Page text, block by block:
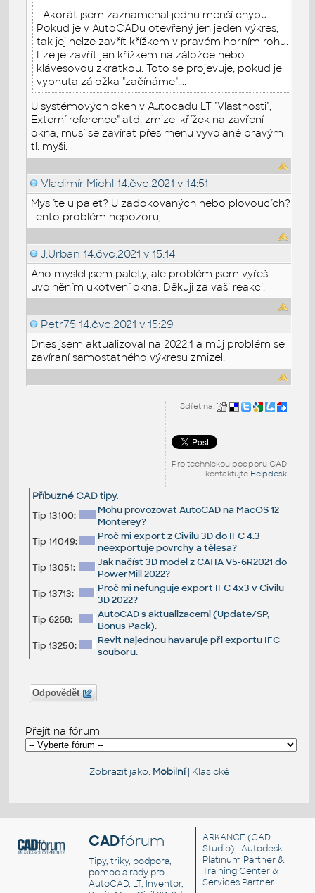
...Akorát jsem zaznamenal jednu menší chybu.
Pokud je v AutoCADu otevřený jen jeden výkres,
tak jej nelze zavřít křížkem v pravém horním rohu.
Lze je zavřít jen křížkem na záložce nebo
klávesovou zkratkou. Toto se projevuje, pokud je
vypnuta záložka "začínáme"....
U systémových oken v Autocadu LT "Vlastnosti",
Externí reference" atd. zmizel křížek na zavření
okna, musí se zavírat přes menu vyvolané pravým
tl. myši.
Vladimír Michl 14.čvc.2021 v 14:51
Myslíte u palet? U zadokovaných nebo plovoucích?
Tento problém nepozoruji.
J.Urban 14.čvc.2021 v 15:14
Ano myslel jsem palety, ale problém jsem vyřešil
uvolněním ukotvení okna. Děkuji za vaši reakci.
Petr75 14.čvc.2021 v 15:29
Dnes jsem aktualizoval na 2022.1 a můj problém se
zavíraní samostatného výkresu zmizel.
Sdílet na:
Pro technickou podporu CAD
kontaktujte Helpdesk
Příbuzné CAD tipy:
Tip 13100:
Mohu provozovat AutoCAD na MacOS 12
Monterey?
Tip 14049:
Proč mi export z Civilu 3D do IFC 4.3
neexportuje povrchy a tělesa?
Tip 13051:
Jak načíst 3D model z CATIA V5-6R2021 do
PowerMill 2022?
Tip 13713:
Proč mi nefunguje export IFC 4x3 v Civilu
3D 2022?
Tip 6268:
AutoCAD s aktualizacemi (Update/SP,
Bonus Pack).
Tip 13250:
Revit najednou havaruje při exportu IFC
souboru.
Odpovědět
Přejít na fórum
Zobrazit jako: Mobilní| Klasické
CADfórum
Tipy, triky, podpora,
pomoc a rady pro
AutoCAD, LT, Inventor,
ARKANCE (CAD
Studio) - Autodesk
Platinum Partner &
Training Center &
Services Partner